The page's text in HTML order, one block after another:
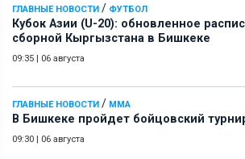
ГЛАВНЫЕ НОВОСТИ / ФУТБОЛ
Кубок Азии (U-20): обновленное
сборной Кыргызстана в Бишкеке
09:35 | 06 августа
ГЛАВНЫЕ НОВОСТИ / ММА
В Бишкеке пройдет бойцовский
09:30 | 06 августа